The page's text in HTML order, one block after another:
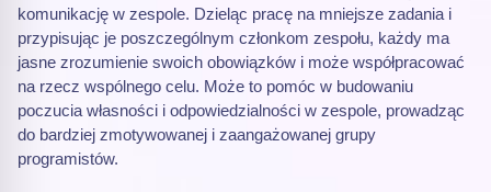
komunikację w zespole. Dzieląc pracę na mniejsze zadania i
przypisując je poszczególnym członkom zespołu, każdy ma
jasne zrozumienie swoich obowiązków i może współpracować
na rzecz wspólnego celu. Może to pomóc w budowaniu
poczucia własności i odpowiedzialności w zespole, prowadząc
do bardziej zmotywowanej i zaangażowanej grupy
programistów.